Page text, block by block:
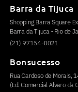
Barra da Tijuca
Shopping Barra Square
Barra da Tijuca - Rio de
(21) 97154-0021
Bonsucesso
Rua Cardoso de Morais,
(Ed. Comercial Alvaro da